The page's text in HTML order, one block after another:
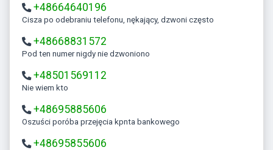
+48664640196
Cisza po odebraniu telefonu, nękający, dzwoni często
+48668831572
Pod ten numer nigdy nie dzwoniono
+48501569112
Nie wiem kto
+48695885606
Oszuści poróba przejęcia kpnta bankowego
+48695855606